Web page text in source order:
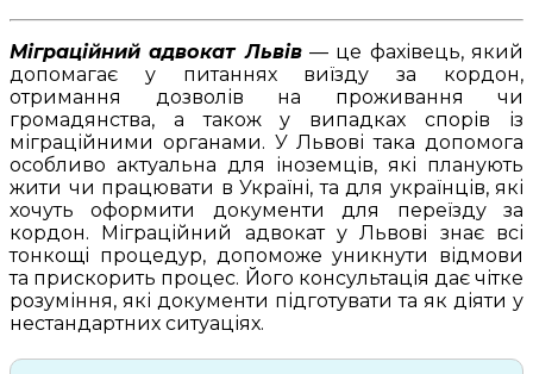
Міграційний адвокат Львів— це фахівець, який
допомагає у питаннях виїзду за кордон,
отримання дозволів на проживання чи
громадянства, а також у випадках спорів із
міграційними органами. У Львові така допомога
особливо актуальна для іноземців, які планують
жити чи працювати в Україні, та для українців, які
хочуть оформити документи для переїзду за
кордон. Міграційний адвокат у Львові знає всі
тонкощі процедур, допоможе уникнути відмови
та прискорить процес. Його консультація дає чітке
розуміння, які документи підготувати та як діяти у
нестандартних ситуаціях.